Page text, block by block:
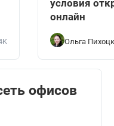
условия
онлайн
Ольга
офисов